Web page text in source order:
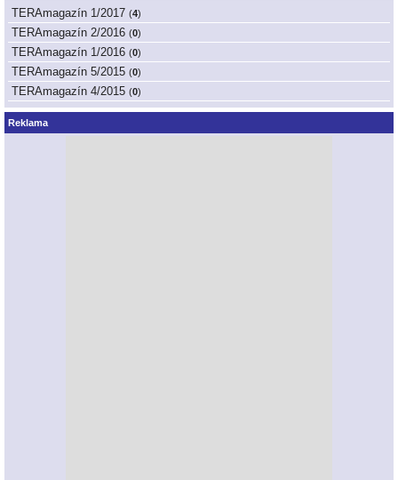
TERAmagazín 1/2017 (4)
TERAmagazín 2/2016 (0)
TERAmagazín 1/2016 (0)
TERAmagazín 5/2015 (0)
TERAmagazín 4/2015 (0)
Reklama